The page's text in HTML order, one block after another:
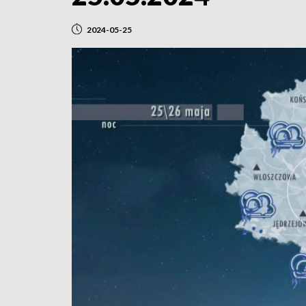
2024-05-25